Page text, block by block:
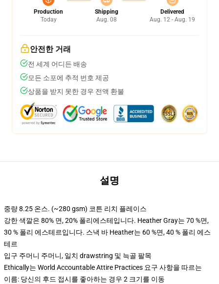
Production
Today
Shipping
Aug. 08
Delivered
Aug. 12 - Aug. 19
안전한 거래
전 세계 어디든 배송
모든 소포에 추적 번호 제공
상품을 받지 못한 경우 전액 환불
설명
중량 8.25 온스. (~280 gsm) 코튼 리치 플레이스
강한 색깔은 80% 면, 20% 폴리에스테입니다. Heather Gray는 70 %면,
30 % 폴리 에스테르입니다. 스낵 바 Heather는 60 %면, 40 % 폴리 에스
테르
입구 주머니 주머니, 일치 drawstring 및 늑골 팔목
Ethically는 World Accountable Attire Practices 요구 사항을 따르는
이름: 당신의 후드 접시를 좋아하는 경우 2 크기를 이동